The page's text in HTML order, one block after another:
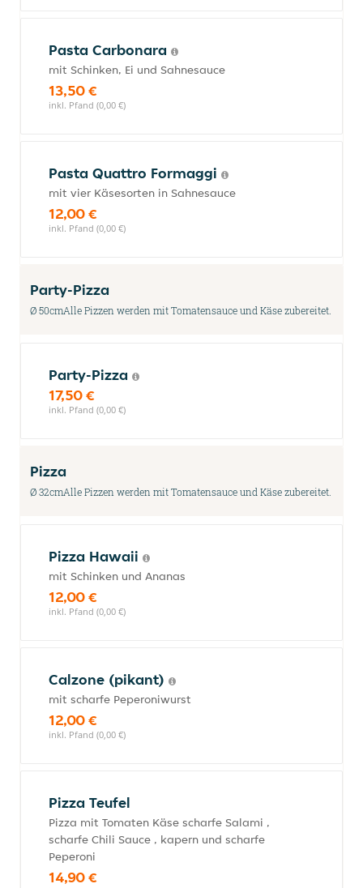
Pasta Carbonara
mit Schinken, Ei und Sahnesauce
13,50 €
inkl. Pfand (0,00 €)
Pasta Quattro Formaggi
mit vier Käsesorten in Sahnesauce
12,00 €
inkl. Pfand (0,00 €)
Party-Pizza
Ø 50cmAlle Pizzen werden mit Tomatensauce und Käse zubereitet.
Party-Pizza
17,50 €
inkl. Pfand (0,00 €)
Pizza
Ø 32cmAlle Pizzen werden mit Tomatensauce und Käse zubereitet.
Pizza Hawaii
mit Schinken und Ananas
12,00 €
inkl. Pfand (0,00 €)
Calzone (pikant)
mit scharfe Peperoniwurst
12,00 €
inkl. Pfand (0,00 €)
Pizza Teufel
Pizza mit Tomaten Käse scharfe Salami ,
scharfe Chili Sauce , kapern und scharfe
Peperoni
14,90 €